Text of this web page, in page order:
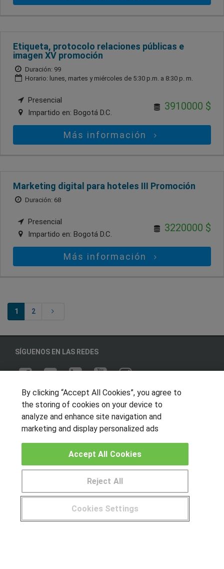
Etiqueta, protocolo relaciones públicas e
imagen XV promoción
Duración: 99
Horario: lunes, martes y miércoles de 5:30 p.m. a 8:30 p. m.
Presencial
Impartido en: Bogotá D.C.
3910000 $
Más información
Marketing digital para hoteles III Promoción
Duración: 68
Presencial
Impartido en: Bogotá D.C.
3220000 $
Más información
1 2
SÍGUENOS EN LAS REDES
OTROS GRUPOS DE INTERES
Muro de los idiomas
Hablemos de empleo
CENTROS DE FORMACIÓN
Publicar cursos
By clicking “Accept All Cookies”, you agree to
the storing of cookies on your device to
analyze and enhance site navigation and
marketing and display personalized ads
Cookies Settings
Reject All
Accept All Cookies